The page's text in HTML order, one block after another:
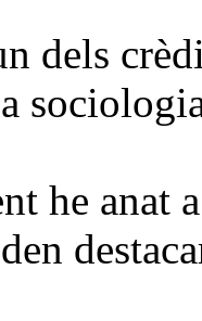
dels
he anat